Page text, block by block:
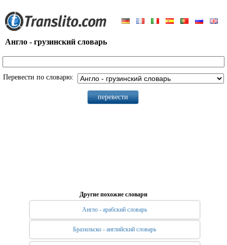
Англо - грузинский словарь
Перевести по словарю:
Другие похожие словари
Англо - арабский словарь
Бразильско - английский словарь